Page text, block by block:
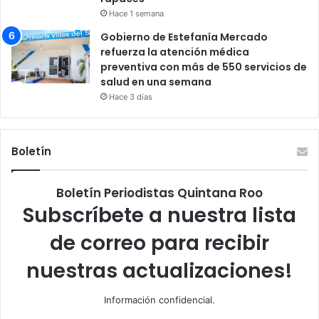
Hace 1 semana
Gobierno de Estefanía Mercado
refuerza la atención médica
preventiva con más de 550 servicios de
salud en una semana
Hace 3 días
Boletín
Boletín Periodistas Quintana Roo
Subscríbete a nuestra lista
de correo para recibir
nuestras actualizaciones!
Información confidencial.